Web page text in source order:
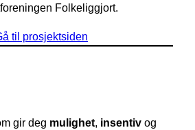
Folkeliggjort.
til prosjektsiden
gir deg mulighet, insentiv og